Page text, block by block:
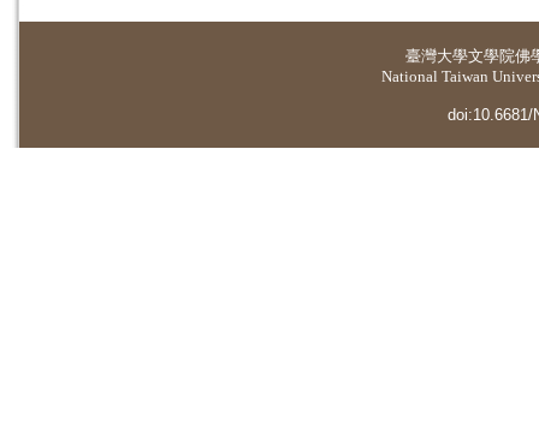
臺灣大學文學院佛
National Taiwan
doi:10.6681/